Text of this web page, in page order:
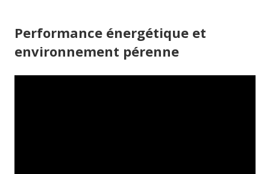
Performance énergétique et
environnement pérenne